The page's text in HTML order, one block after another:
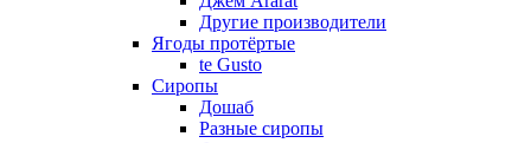
Другие производители
Ягоды протёртые
te Gusto
Сиропы
Дошаб
Разные сиропы